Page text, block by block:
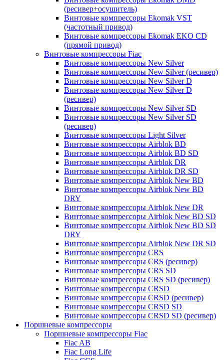
(ресивер+осушитель)
Винтовые компрессоры Ekomak VST
(частотный привод)
Винтовые компрессоры Ekomak EKO CD
(прямой привод)
Винтовые компрессоры Fiac
Винтовые компрессоры New Silver
Винтовые компрессоры New Silver (ресивер)
Винтовые компрессоры New Silver D
Винтовые компрессоры New Silver D
(ресивер)
Винтовые компрессоры New Silver SD
Винтовые компрессоры New Silver SD
(ресивер)
Винтовые компрессоры Light Silver
Винтовые компрессоры Airblok BD
Винтовые компрессоры Airblok BD SD
Винтовые компрессоры Airblok DR
Винтовые компрессоры Airblok DR SD
Винтовые компрессоры Airblok New BD
Винтовые компрессоры Airblok New BD
DRY
Винтовые компрессоры Airblok New DR
Винтовые компрессоры Airblok New BD SD
Винтовые компрессоры Airblok New BD SD
DRY
Винтовые компрессоры Airblok New DR SD
Винтовые компрессоры CRS
Винтовые компрессоры CRS (ресивер)
Винтовые компрессоры CRS SD
Винтовые компрессоры CRS SD (ресивер)
Винтовые компрессоры CRSD
Винтовые компрессоры CRSD (ресивер)
Винтовые компрессоры CRSD SD
Винтовые компрессоры CRSD SD (ресивер)
Поршневые компрессоры
Поршневые компрессоры Fiac
Fiac AB
Fiac Long Life